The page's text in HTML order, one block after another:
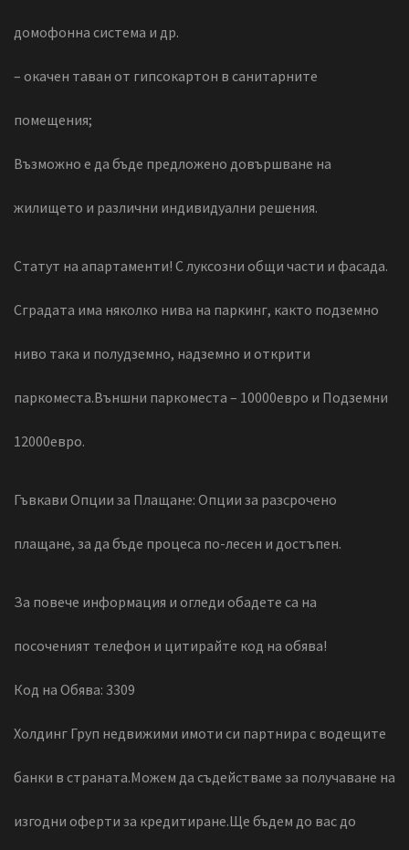
домофонна система и др.
– окачен таван от гипсокартон в санитарните
помещения;
Възможно е да бъде предложено довършване на
жилището и различни индивидуални решения.
Статут на апартаменти! С луксозни общи части и фасада.
Сградата има няколко нива на паркинг, както подземно
ниво така и полудземно, надземно и открити
паркоместа.Външни паркоместа – 10000евро и Подземни
12000евро.
Гъвкави Опции за Плащане: Опции за разсрочено
плащане, за да бъде процеса по-лесен и достъпен.
За повече информация и огледи обадете са на
посоченият телефон и цитирайте код на обява!
Код на Обява: 3309
Холдинг Груп недвижими имоти си партнира с водещите
банки в страната.Можем да съдействаме за получаване на
изгодни оферти за кредитиране.Ще бъдем до вас до